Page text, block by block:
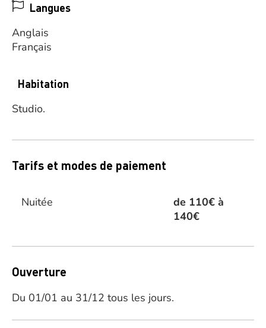
Langues
Anglais
Français
Habitation
Studio.
Tarifs et modes de paiement
Nuitée
de 110€ à
140€
Ouverture
Du 01/01 au 31/12 tous les jours.